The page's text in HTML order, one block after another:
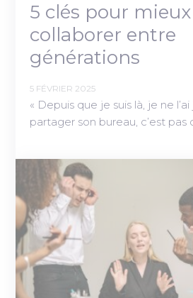
5 clés pour mieux
collaborer entre
générations
5 FÉVRIER 2025
« Depuis que je suis là, je ne
partager son bureau, c’est pas